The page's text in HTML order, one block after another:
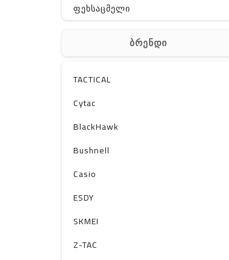
ფეხსაცმელი
სხვა
Off-Road
ბრენდი
TACTICAL
Cytac
BlackHawk
Bushnell
Casio
ESDY
SKMEI
Z-TAC